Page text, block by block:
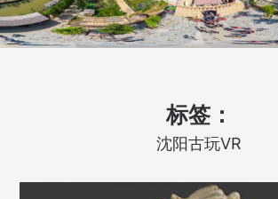
标签：
沈阳古玩VR